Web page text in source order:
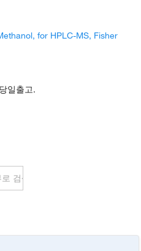
for HPLC-MS, Fisher
일출고.